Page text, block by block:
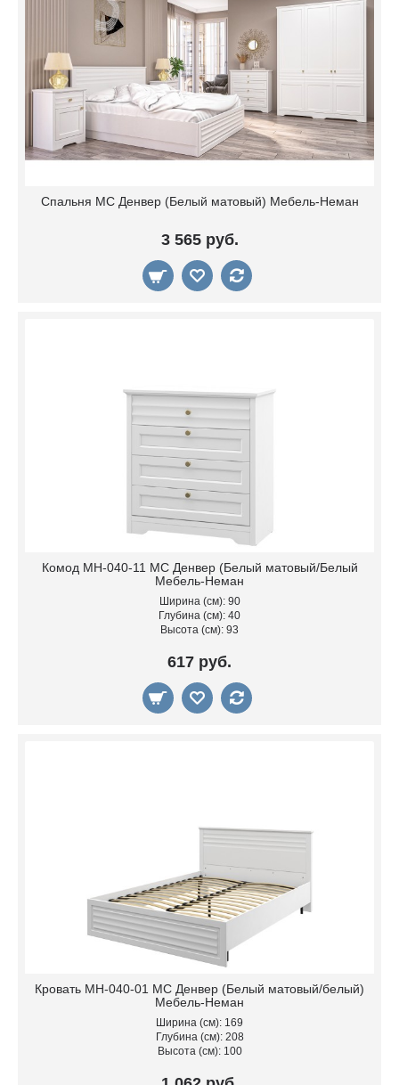
Спальня МС Денвер (Белый матовый) Мебель-Неман
3 565 руб.
Комод МН-040-11 МС Денвер (Белый матовый/Белый
Мебель-Неман
Ширина (см): 90
Глубина (см): 40
Высота (см): 93
617 руб.
Кровать МН-040-01 МС Денвер (Белый матовый/белый)
Мебель-Неман
Ширина (см): 169
Глубина (см): 208
Высота (см): 100